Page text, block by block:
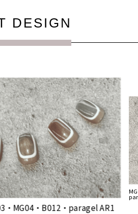
DESIGN
・MG04・B012・paragel AR1